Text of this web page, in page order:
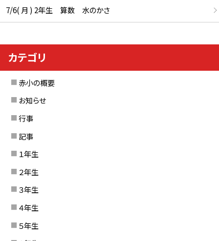
7/6( 月 ) 2年生 算数 水のかさ
カテゴリ
赤小の概要
お知らせ
行事
記事
１年生
２年生
３年生
４年生
５年生